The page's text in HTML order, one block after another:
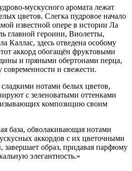
мускусного аромата лежат
цветов. Слегка пудровое начало
известной опере в истории Ла
главной героини, Виолетты,
Каллас, здесь отведена особому
аккорд обогащён фруктовыми
и пряными обертонами перца,
современности и свежести.
сладкими нотами белых цветов,
с зеленоватыми оттенками
композицию своим
база, обволакивающая нотами
аккордов с их цветочными
образ, придавая парфюму
элегантность.»